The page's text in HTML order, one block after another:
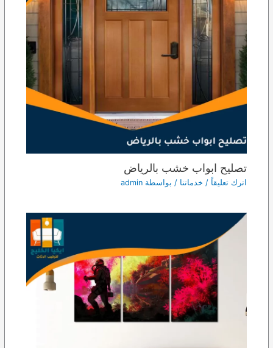
تصليح ابواب خشب بالرياض
اترك تعليقاً / خدماتنا / بواسطة admin